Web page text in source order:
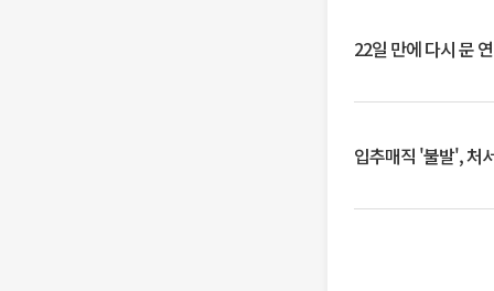
22일 만에 다시 문
입추매직 '불발', 처